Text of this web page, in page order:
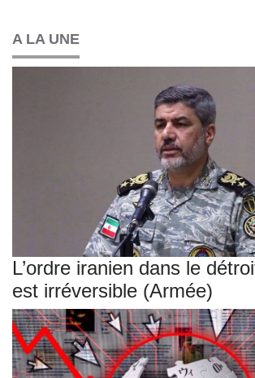
A LA UNE
L’ordre iranien dans le
est irréversible (Armée)